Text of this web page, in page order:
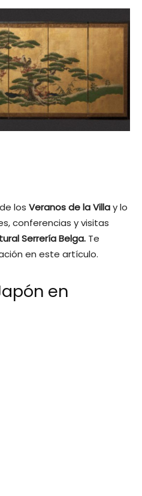
los Veranos de la Villay lo
conferencias y visitas
Serrería Belga. Te
en este artículo.
en